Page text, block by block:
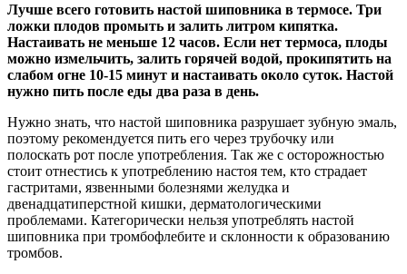
Лучше всего готовить настой шиповника в термосе. Три
ложки плодов промыть и залить литром кипятка.
Настаивать не меньше 12 часов. Если нет термоса, плоды
можно измельчить, залить горячей водой, прокипятить на
слабом огне 10-15 минут и настаивать около суток. Настой
нужно пить после еды два раза в день.
Нужно знать, что настой шиповника разрушает зубную эмаль,
поэтому рекомендуется пить его через трубочку или
полоскать рот после употребления. Так же с осторожностью
стоит отнестись к употреблению настоя тем, кто страдает
гастритами, язвенными болезнями желудка и
двенадцатиперстной кишки, дерматологическими
проблемами. Категорически нельзя употреблять настой
шиповника при тромбофлебите и склонности к образованию
тромбов.